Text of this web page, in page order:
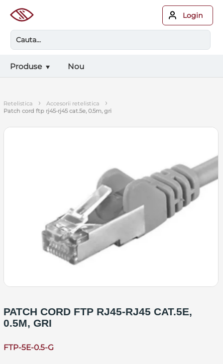
Login
Produse Nou
retelistica › accesorii retelistica ›
patch cord ftp rj45-rj45 cat.5e, 0.5m, gri
PATCH CORD FTP RJ45-RJ45 CAT.5E,
0.5M, GRI
FTP-5E-0.5-G